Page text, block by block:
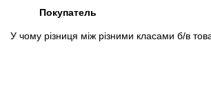
Покупатель
У чому різниця між різними класами б/в